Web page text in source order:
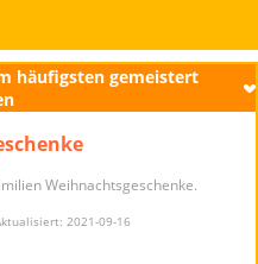
häufigsten gemeistert
Weihnachtsgeschenke.
2021-09-16